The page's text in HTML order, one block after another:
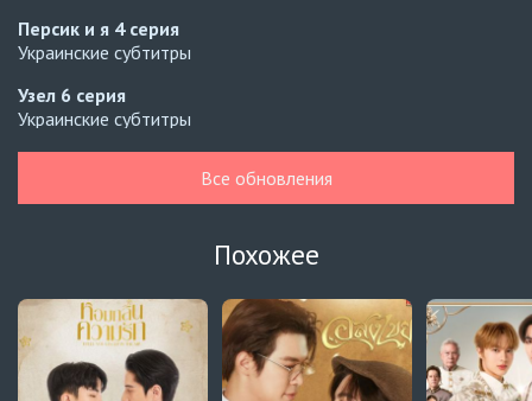
Персик и я 4 серия
Украинские субтитры
Узел 6 серия
Украинские субтитры
Автосабы русские / украинские
Кризис влюблённости в классе4 серия
Превью
Кризис влюблённости в классе3 серия
Автосабы русские / украинские
Все обновления
Похожее